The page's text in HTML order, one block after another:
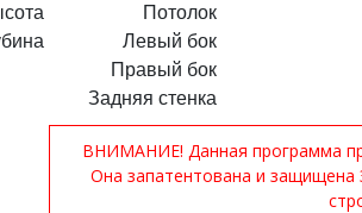
Потолок
Левый бок
Правый бок
Задняя стенка
ВНИМАНИЕ! Данная программа
Она запатентована и